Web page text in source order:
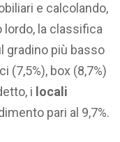
e calcolando,
lordo, la classifica
gradino più basso
(7,5%), box (8,7%)
i locali
pari al 9,7%.